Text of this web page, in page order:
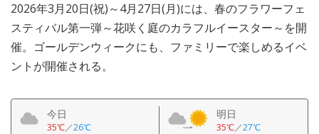
2026年3月20日(祝)～4月27日(月)には、春のフラワーフェ
スティバル第一弾～花咲く庭のカラフルイースター～を開
催。ゴールデンウィークにも、ファミリーで楽しめるイベ
ントが開催される。
今日
35℃／26℃
明日
35℃／27℃